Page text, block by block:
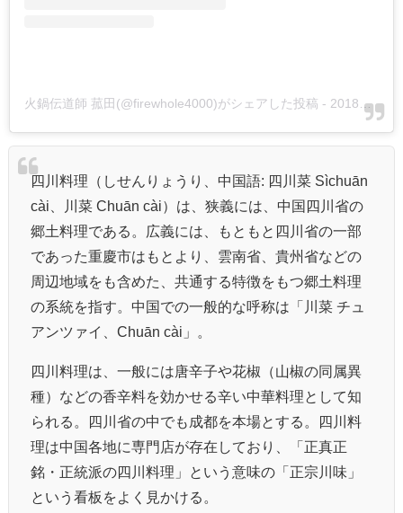
火鍋伝道師 菰田(@firewhole4000)がシェアした投稿 - 2018年 9月月5日午前3時46分PDT
四川料理（しせんりょうり、中国語: 四川菜 Sìchuān
cài、川菜 Chuān cài）は、狭義には、中国四川省の
郷土料理である。広義には、もともと四川省の一部
であった重慶市はもとより、雲南省、貴州省などの
周辺地域をも含めた、共通する特徴をもつ郷土料理
の系統を指す。中国での一般的な呼称は「川菜 チュ
アンツァイ、Chuān cài」。
四川料理は、一般には唐辛子や花椒（山椒の同属異
種）などの香辛料を効かせる辛い中華料理として知
られる。四川省の中でも成都を本場とする。四川料
理は中国各地に専門店が存在しており、「正真正
銘・正統派の四川料理」という意味の「正宗川味」
という看板をよく見かける。